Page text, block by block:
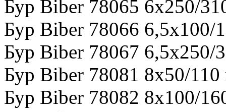
Бур Biber 78065 6х250/
Бур Biber 78066
Бур Biber 78067
Бур Biber 78081 8х50/
Бур Biber 78082 8х100/